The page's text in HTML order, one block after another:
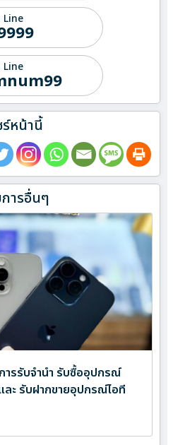
Line
Line
หน้านี้
ารอื่นๆ
ารรับจำนำ รับซื้ออุปกรณ์
ละ รับฝากขายอุปกรณ์ไอที